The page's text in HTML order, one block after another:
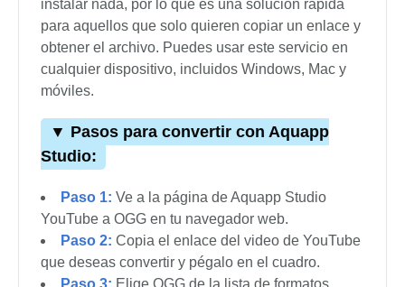
Aquapp Studio YouTube a OGG es una
herramienta en línea sencilla y fácil de usar que te
permite convertir videos de YouTube en archivos
de audio como OGG. No necesitas registrarte ni
instalar nada, por lo que es una solución rápida
para aquellos que solo quieren copiar un enlace y
obtener el archivo. Puedes usar este servicio en